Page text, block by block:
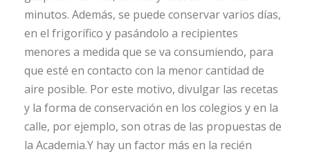
minutos. Además, se puede conservar varios días,
en el frigorífico y pasándolo a recipientes
menores a medida que se va consumiendo, para
que esté en contacto con la menor cantidad de
aire posible. Por este motivo, divulgar las recetas
y la forma de conservación en los colegios y en la
calle, por ejemplo, son otras de las propuestas de
la Academia.Y hay un factor más en la recién